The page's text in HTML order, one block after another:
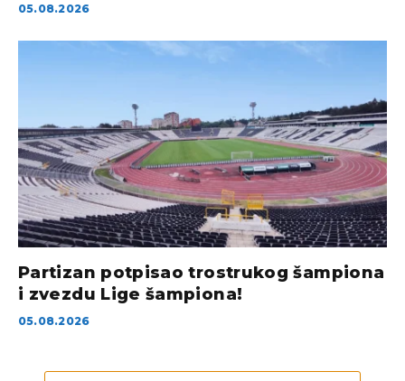
05.08.2026
Partizan potpisao trostrukog šampiona
i zvezdu Lige šampiona!
05.08.2026